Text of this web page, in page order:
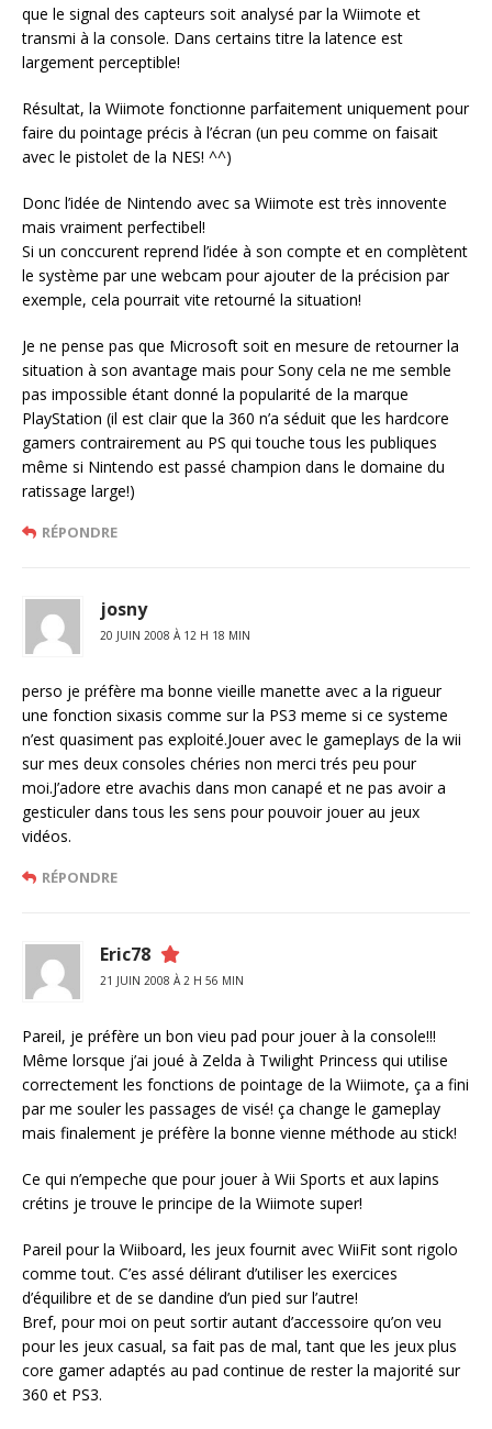
que le signal des capteurs soit analysé par la Wiimote et
transmi à la console. Dans certains titre la latence est
largement perceptible!
Résultat, la Wiimote fonctionne parfaitement uniquement pour
faire du pointage précis à l’écran (un peu comme on faisait
avec le pistolet de la NES! ^^)
Donc l’idée de Nintendo avec sa Wiimote est très innovente
mais vraiment perfectibel!
Si un conccurent reprend l’idée à son compte et en complètent
le système par une webcam pour ajouter de la précision par
exemple, cela pourrait vite retourné la situation!
Je ne pense pas que Microsoft soit en mesure de retourner la
situation à son avantage mais pour Sony cela ne me semble
pas impossible étant donné la popularité de la marque
PlayStation (il est clair que la 360 n’a séduit que les hardcore
gamers contrairement au PS qui touche tous les publiques
même si Nintendo est passé champion dans le domaine du
ratissage large!)
RÉPONDRE
josny
20 JUIN 2008 À 12 H 18 MIN
perso je préfère ma bonne vieille manette avec a la rigueur
une fonction sixasis comme sur la PS3 meme si ce systeme
n’est quasiment pas exploité.Jouer avec le gameplays de la wii
sur mes deux consoles chéries non merci trés peu pour
moi.J’adore etre avachis dans mon canapé et ne pas avoir a
gesticuler dans tous les sens pour pouvoir jouer au jeux
vidéos.
RÉPONDRE
Eric78
21 JUIN 2008 À 2 H 56 MIN
Pareil, je préfère un bon vieu pad pour jouer à la console!!!
Même lorsque j’ai joué à Zelda à Twilight Princess qui utilise
correctement les fonctions de pointage de la Wiimote, ça a fini
par me souler les passages de visé! ça change le gameplay
mais finalement je préfère la bonne vienne méthode au stick!
Ce qui n’empeche que pour jouer à Wii Sports et aux lapins
crétins je trouve le principe de la Wiimote super!
Pareil pour la Wiiboard, les jeux fournit avec WiiFit sont rigolo
comme tout. C’es assé délirant d’utiliser les exercices
d’équilibre et de se dandine d’un pied sur l’autre!
Bref, pour moi on peut sortir autant d’accessoire qu’on veu
pour les jeux casual, sa fait pas de mal, tant que les jeux plus
core gamer adaptés au pad continue de rester la majorité sur
360 et PS3.